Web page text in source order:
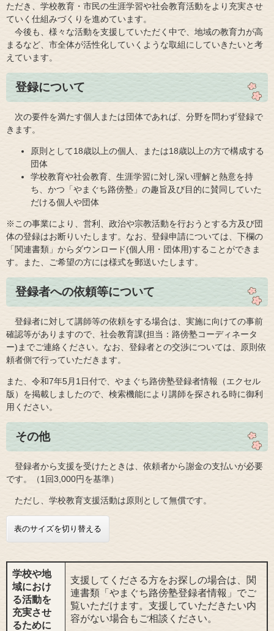
ただき、学校教育・市民の生涯学習や社会教育活動をより充実させ
ていく仕組みづくりを進めています。
今後も、様々な活動を支援していただく中で、地域の教育力が高
まるなど、市全体が活性化していくような取組にしていきたいと考
えています。
登録について
次の要件を満たす個人または団体であれば、分野を問わず登録で
きます。
原則として18歳以上の個人、または18歳以上の方で構成する
団体
学校教育や社会教育、生涯学習に対し深い理解と熱意を持
ち、かつ「やまぐち路傍塾」の趣旨及び目的に賛同していた
だける個人や団体
※この事業により、営利、政治や宗教活動を行おうとする方及び団
体の登録はお断りいたします。なお、登録申請については、下欄の
「関連書類」からダウンロード(個人用・団体用)することができま
す。また、ご希望の方には様式を郵送いたします。
登録者への依頼等について
登録者に対して講師等の依頼をする場合は、実施に向けての事前
確認等がありますので、社会教育課(担当：路傍塾コーディネータ
ー)までご連絡ください。なお、登録者との交渉については、原則依
頼者側で行っていただきます。
また、令和7年5月1日付で、やまぐち路傍塾登録者情報（エクセル
版）を掲載しましたので、検索機能により講師を探される時に御利
用ください。
その他
登録者から支援を受けたときは、依頼者から謝金の支払いが必要
です。（1回3,000円を基準）
ただし、学校教育支援活動は原則として無償です。
表のサイズを切り替える
学校や地
域におけ
る活動を
充実させ
るために
支援してくださる方をお探しの場合は、関
連書類「やまぐち路傍塾登録者情報」でご
覧いただけます。支援していただきたい内
容がない場合もご相談ください。